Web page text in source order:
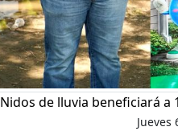
Nidos de lluvia beneficiará a
Jueves